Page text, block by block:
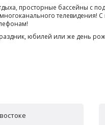
просторные бассейны с
телевидения!
юбилей или же день